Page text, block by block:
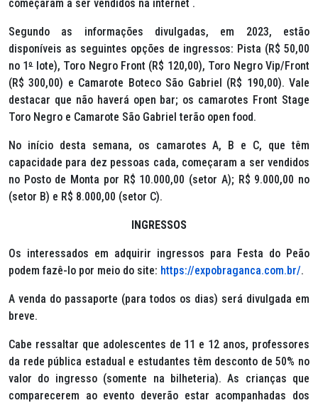
começaram a ser vendidos na internet .
Segundo as informações divulgadas, em 2023, estão
disponíveis as seguintes opções de ingressos: Pista (R$ 50,00
no 1ºlote), Toro Negro Front (R$ 120,00), Toro Negro Vip/Front
(R$ 300,00) e Camarote Boteco São Gabriel (R$ 190,00). Vale
destacar que não haverá open bar; os camarotes Front Stage
Toro Negro e Camarote São Gabriel terão open food.
No início desta semana, os camarotes A, B e C, que têm
capacidade para dez pessoas cada, começaram a ser vendidos
no Posto de Monta por R$ 10.000,00 (setor A); R$ 9.000,00 no
(setor B) e R$ 8.000,00 (setor C).
INGRESSOS
Os interessados em adquirir ingressos para Festa do Peão
podem fazê-lo por meio do site: https://expobraganca.com.br/.
A venda do passaporte (para todos os dias) será divulgada em
breve.
Cabe ressaltar que adolescentes de 11 e 12 anos, professores
da rede pública estadual e estudantes têm desconto de 50% no
valor do ingresso (somente na bilheteria). As crianças que
comparecerem ao evento deverão estar acompanhadas dos